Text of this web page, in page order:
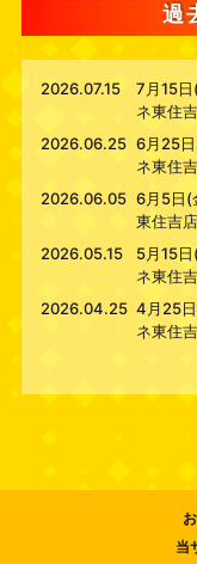
過
2026.07.15
7月15
ネ東住吉
2026.06.25 6月25
ネ東住吉
2026.06.05 6月5日(
東住吉店
2026.05.15
5月15
ネ東住吉
2026.04.25 4月25
ネ東住吉
当